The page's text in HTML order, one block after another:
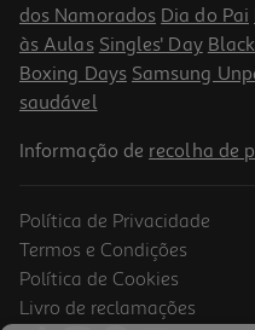
dos Namorados Dia do Pai
às Aulas Singles' Day
Boxing Days Samsung
saudável
Informação de recolha de
Política de Privacidade
Termos e Condições
Política de Cookies
Livro de reclamações